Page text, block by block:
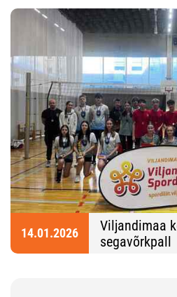
14.01.2026
Viljandimaa
segavõrkpall